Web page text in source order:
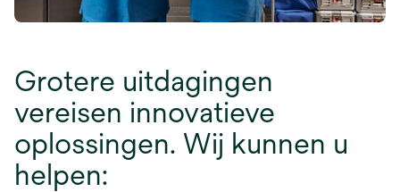
Grotere uitdagingen
vereisen innovatieve
oplossingen. Wij kunnen u
helpen: